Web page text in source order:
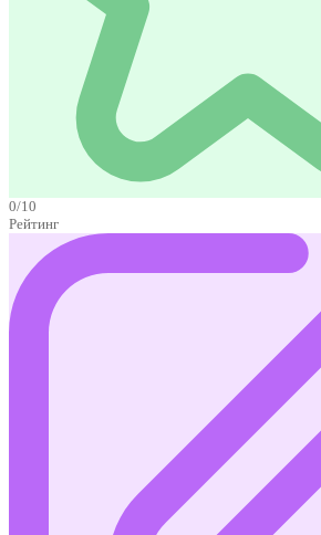
0/10
Рейтинг